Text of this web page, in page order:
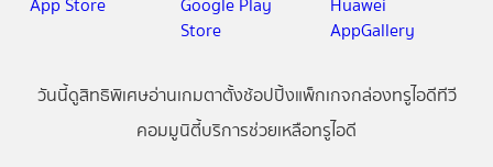
วันนี้ดูสิทธิพิเศษอ่านเกมตาตั้งช้อปปิ้งแพ็กเกจกล่องทรูไอดีทีวี
คอมมูนิตี้บริการช่วยเหลือทรูไอดี